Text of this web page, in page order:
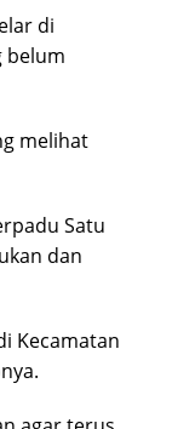
di
belum
melihat
Satu
dan
Kecamatan